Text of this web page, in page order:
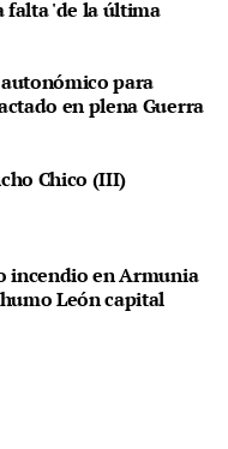
falta 'de la última
para
en plena Guerra
Chico (III)
incendio en Armunia
León capital